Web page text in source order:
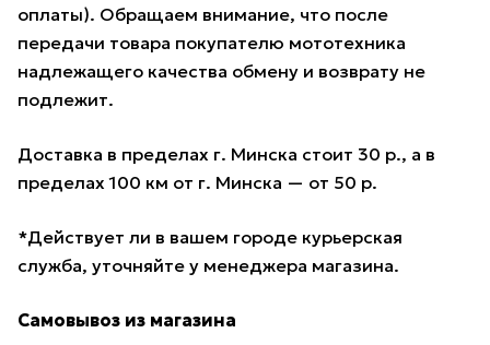
оплаты). Обращаем внимание, что после
передачи товара покупателю мототехника
надлежащего качества обмену и возврату не
подлежит.
Доставка в пределах г. Минска стоит 30 р., а в
пределах 100 км от г. Минска — от 50 р.
*Действует ли в вашем городе курьерская
служба, уточняйте у менеджера магазина.
Самовывоз из магазина